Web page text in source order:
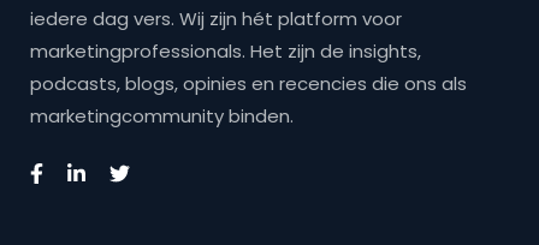
iedere dag vers. Wij zijn hét platform voor
marketingprofessionals. Het zijn de insights,
podcasts, blogs, opinies en recencies die ons als
marketingcommunity binden.